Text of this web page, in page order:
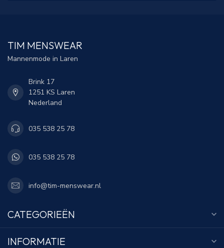
TIM MENSWEAR
Mannenmode in Laren
Brink 17
1251 KS Laren
Nederland
035 538 25 78
035 538 25 78
info@tim-menswear.nl
CATEGORIEËN
INFORMATIE